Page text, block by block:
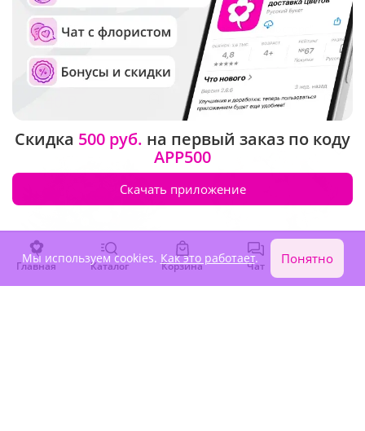
5(242)
Букет из 25 белых
кенийских роз
В наличии
5 580 ₽
4.9(3057)
Композиция "Восторг"
В наличии
6 380 ₽
Главная Каталог Корзина Чат Войти
Скидка 500 руб. на первый заказ по коду
APP500
Скачать приложение
Мы используем cookies. Как это работает. Понятно